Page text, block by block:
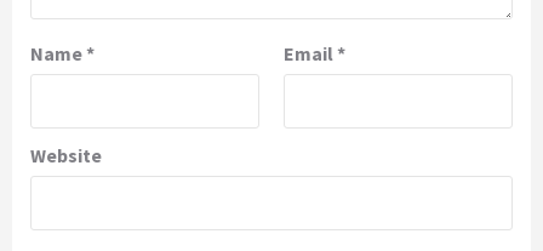
Name* Email*
Website